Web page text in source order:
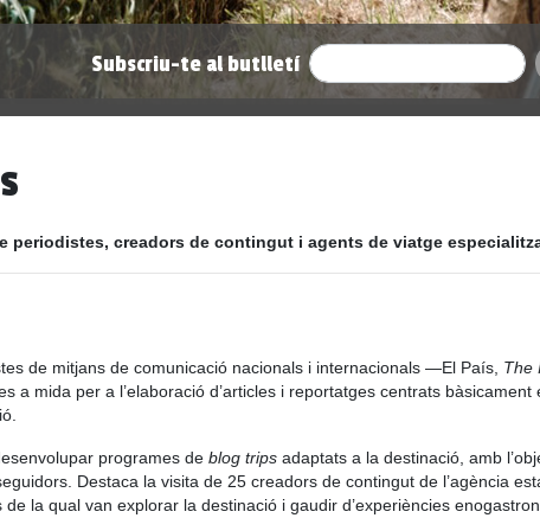
Subscriu-te al butlletí
creadors de contingut i agents de viatge
de mitjans de comunicació nacionals i internacionals —El País, The
mida per a l’elaboració d’articles i reportatges centrats bàsicament
programes de blog trips adaptats a la destinació, amb
Destaca la visita de 25 creadors de contingut de l’agència
la qual van explorar la destinació i gaudir d’experiències